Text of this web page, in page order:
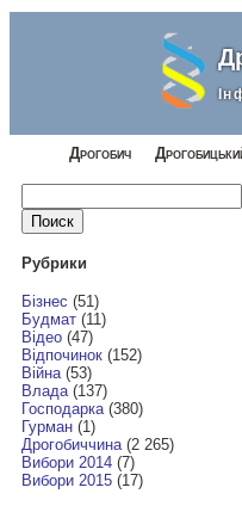
Дрогобич
Найти:
Рубрики
Бізнес (51)
Будмат(11)
Відео(47)
Відпочинок(152)
Війна(53)
Влада(137)
Господарка(380)
Гурман(1)
Дрогобиччина(2 265)
Вибори 2014(7)
Вибори 2015(17)